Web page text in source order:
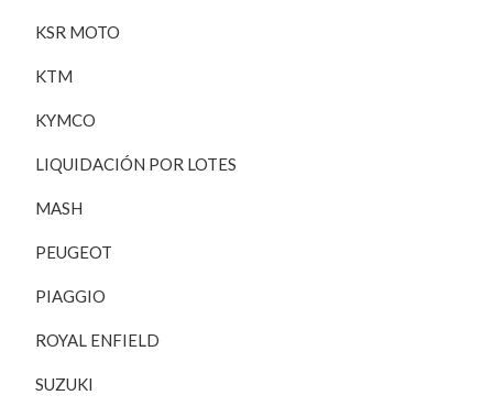
KSR MOTO
KTM
KYMCO
LIQUIDACIÓN POR LOTES
MASH
PEUGEOT
PIAGGIO
ROYAL ENFIELD
SUZUKI